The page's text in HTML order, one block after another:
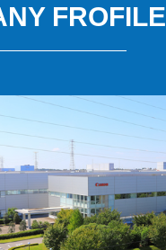
FROFILE